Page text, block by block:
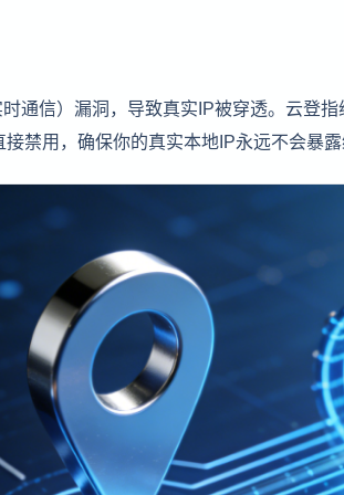
通信）漏洞，导致真实IP被穿透。云登
禁用，确保你的真实本地IP永远不会暴露